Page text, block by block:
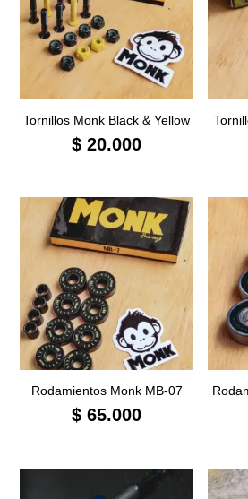
Tornillos Monk Black & Yellow
$ 20.000
Rodamientos Monk MB-07
$ 65.000